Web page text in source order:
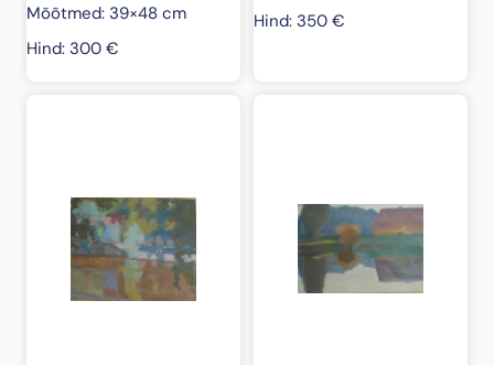
Mõõtmed: 39×48 cm
Hind: 300 €
Hind: 350 €